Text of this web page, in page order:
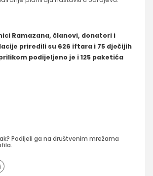
Ramazana, članovi, donatori i
priredili su 626 iftara i 75 dječijih
podijeljeno je i 125 paketića
Podijeli ga na društvenim mrežama